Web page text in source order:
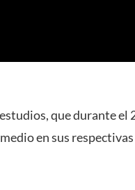
que durante
en sus respectivas